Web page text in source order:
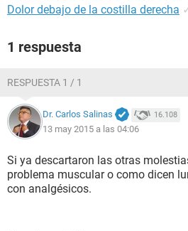
Dolor debajo de la costilla derecha
1 respuesta
RESPUESTA 1 / 1
Dr. Carlos Salinas 16.108
13 may 2015 a las 04:06
Si ya descartaron las otras
problema muscular o como dicen
con analgésicos.